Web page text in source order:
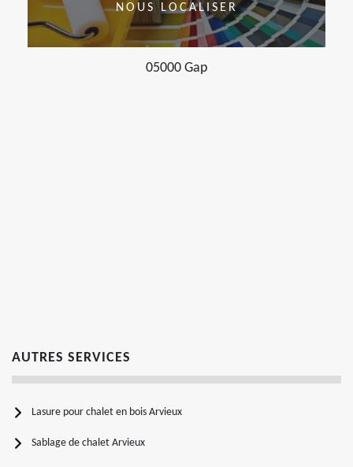
NOUS LOCALISER
05000 Gap
AUTRES SERVICES
Lasure pour chalet en bois Arvieux
Sablage de chalet Arvieux